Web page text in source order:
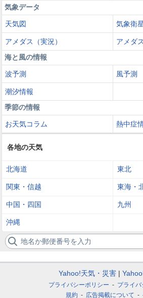
気象データ
天気図 気象衛
アメダス（実況）
アメダ
海と風の情報
波予測 風予測
潮汐情報
季節の情報
お天気コラム 熱中症
各地の天気
北海道 東北
関東・信越 東海・
中国・四国 九州
沖縄
地名か郵便番号を入力
Yahoo!天気・災害
プライバシーポリシー
プライ
規約
広告掲載について